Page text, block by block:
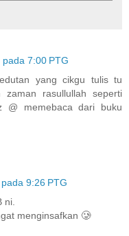
7:00 PTG
yang cikgu tulis tu
zaman rasullullah seperti
@ memebaca dari buku
9:26 PTG
ni.
menginsafkan 🥲